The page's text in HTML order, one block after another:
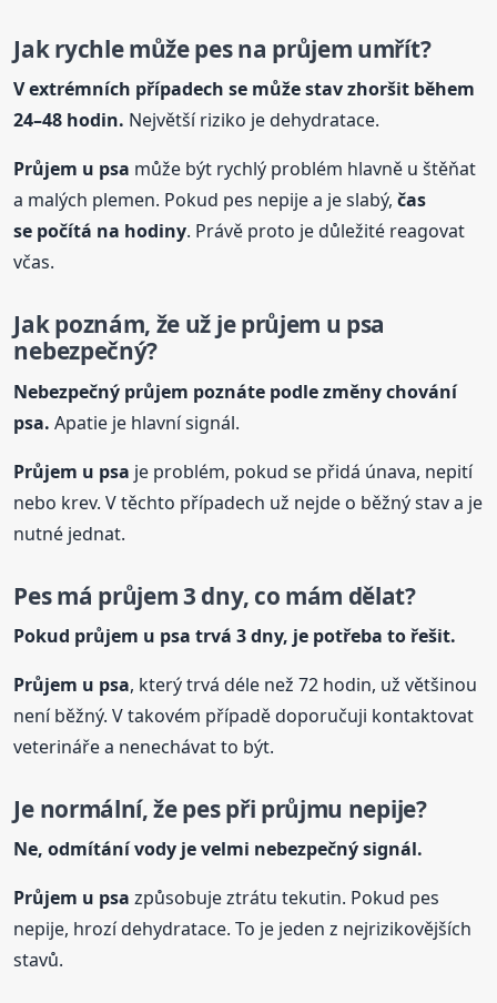
Jak rychle může pes na průjem umřít?
V extrémních případech se může stav zhoršit během
24–48 hodin. Největší riziko je dehydratace.
Průjem u psa může být rychlý problém hlavně u štěňat
a malých plemen. Pokud pes nepije a je slabý,čas
se počítá na hodiny. Právě proto je důležité reagovat
včas.
Jak poznám, že už je průjem u psa
nebezpečný?
Nebezpečný průjem poznáte podle změny chování
psa. Apatie je hlavní signál.
Průjem u psa je problém, pokud se přidá únava, nepití
nebo krev. V těchto případech už nejde o běžný stav a je
nutné jednat.
Pes má průjem 3 dny, co mám dělat?
Pokud průjem u psa trvá 3 dny, je potřeba to řešit.
Průjem u psa, který trvá déle než 72 hodin, už většinou
není běžný. V takovém případě doporučuji kontaktovat
veterináře a nenechávat to být.
Je normální, že pes při průjmu nepije?
Ne, odmítání vody je velmi nebezpečný signál.
Průjem u psa způsobuje ztrátu tekutin. Pokud pes
nepije, hrozí dehydratace. To je jeden z nejrizikovějších
stavů.